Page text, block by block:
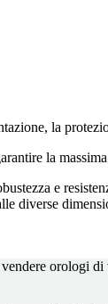
la
la
e
diverse
vendere orologi